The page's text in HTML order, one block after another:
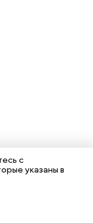
с
указаны в